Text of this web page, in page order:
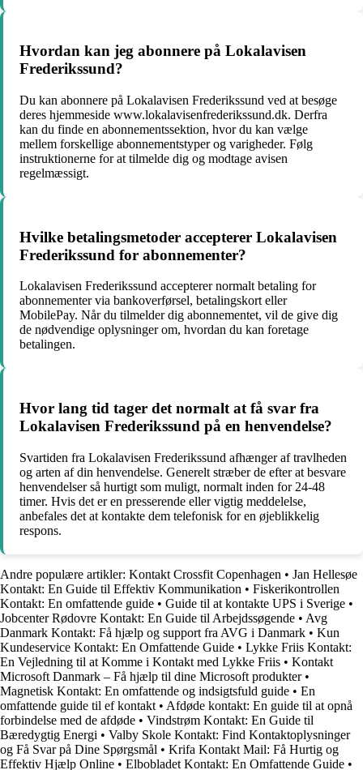
Hvordan kan jeg abonnere på Lokalavisen
Frederikssund?
Du kan abonnere på Lokalavisen Frederikssund ved at besøge
deres hjemmeside www.lokalavisenfrederikssund.dk. Derfra
kan du finde en abonnementssektion, hvor du kan vælge
mellem forskellige abonnementstyper og varigheder. Følg
instruktionerne for at tilmelde dig og modtage avisen
regelmæssigt.
Hvilke betalingsmetoder accepterer Lokalavisen
Frederikssund for abonnementer?
Lokalavisen Frederikssund accepterer normalt betaling for
abonnementer via bankoverførsel, betalingskort eller
MobilePay. Når du tilmelder dig abonnementet, vil de give dig
de nødvendige oplysninger om, hvordan du kan foretage
betalingen.
Hvor lang tid tager det normalt at få svar fra
Lokalavisen Frederikssund på en henvendelse?
Svartiden fra Lokalavisen Frederikssund afhænger af travlheden
og arten af din henvendelse. Generelt stræber de efter at besvare
henvendelser så hurtigt som muligt, normalt inden for 24-48
timer. Hvis det er en presserende eller vigtig meddelelse,
anbefales det at kontakte dem telefonisk for en øjeblikkelig
respons.
Andre populære artikler: Kontakt Crossfit Copenhagen • Jan Hellesøe
Kontakt: En Guide til Effektiv Kommunikation • Fiskerikontrollen
Kontakt: En omfattende guide • Guide til at kontakte UPS i Sverige •
Jobcenter Rødovre Kontakt: En Guide til Arbejdssøgende • Avg
Danmark Kontakt: Få hjælp og support fra AVG i Danmark • Kun
Kundeservice Kontakt: En Omfattende Guide • Lykke Friis Kontakt:
En Vejledning til at Komme i Kontakt med Lykke Friis • Kontakt
Microsoft Danmark – Få hjælp til dine Microsoft produkter•
Magnetisk Kontakt: En omfattende og indsigtsfuld guide • En
omfattende guide til ef kontakt • Afdøde kontakt: En guide til at opnå
forbindelse med de afdøde • Vindstrøm Kontakt: En Guide til
Bæredygtig Energi • Valby Skole Kontakt: Find Kontaktoplysninger
og Få Svar på Dine Spørgsmål • Krifa Kontakt Mail: Få Hurtig og
Effektiv Hjælp Online • Elbobladet Kontakt: En Omfattende Guide •